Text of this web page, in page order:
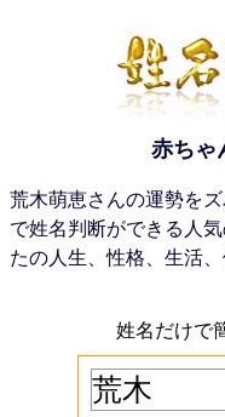
赤ちゃ
荒木萌恵さんの運勢を
で姓名判断ができる人
たの人生、性格、生活
姓名だけで